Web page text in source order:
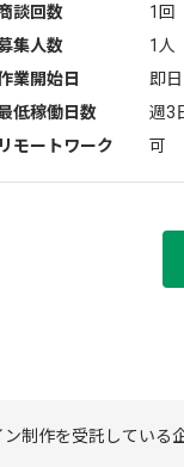
談回数
1回
集人数
1人
業開始日
即日
低稼働日数
週3
リモートワーク
可
制作を受託している